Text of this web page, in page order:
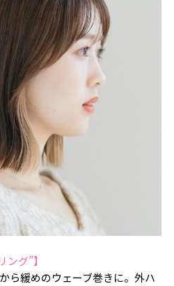
グ”】
ら緩めのウェーブ巻きに。外ハ